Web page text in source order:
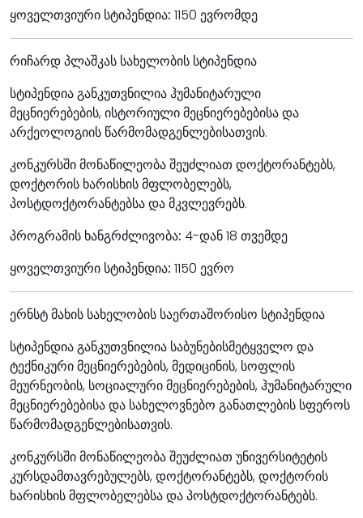
ყოველთვიური სტიპენდია: 1150 ევრომდე
რიჩარდ პლაშკას სახელობის სტიპენდია
სტიპენდია განკუთვნილია ჰუმანიტარული
მეცნიერებების, ისტორიული მეცნიერებებისა და
არქეოლოგიის წარმომადგენლებისათვის.
კონკურსში მონაწილეობა შეუძლიათ დოქტორანტებს,
დოქტორის ხარისხის მფლობელებს,
პოსტდოქტორანტებსა და მკვლევრებს.
პროგრამის ხანგრძლივობა: 4-დან 18 თვემდე
ყოველთვიური სტიპენდია: 1150 ევრო
ერნსტ მახის სახელობის საერთაშორისო სტიპენდია
სტიპენდია განკუთვნილია საბუნებისმეტყველო და
ტექნიკური მეცნიერებების, მედიცინის, სოფლის
მეურნეობის, სოციალური მეცნიერებების, ჰუმანიტარული
მეცნიერებებისა და სახელოვნებო განათლების სფეროს
წარმომადგენლებისათვის.
კონკურსში მონაწილეობა შეუძლიათ უნივერსიტეტის
კურსდამთავრებულებს, დოქტორანტებს, დოქტორის
ხარისხის მფლობელებსა და პოსტდოქტორანტებს.